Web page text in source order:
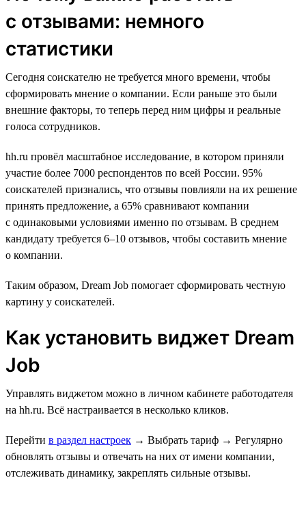
с отзывами: немного
статистики
Сегодня соискателю не требуется много времени, чтобы
сформировать мнение о компании. Если раньше это были
внешние факторы, то теперь перед ним цифры и реальные
голоса сотрудников.
hh.ru провёл масштабное исследование, в котором приняли
участие более 7000 респондентов по всей России. 95%
соискателей признались, что отзывы повлияли на их решение
принять предложение, а 65% сравнивают компании
с одинаковыми условиями именно по отзывам. В среднем
кандидату требуется 6–10 отзывов, чтобы составить мнение
о компании.
Таким образом, Dream Job помогает сформировать честную
картину у соискателей.
Как установить виджет Dream
Job
Управлять виджетом можно в личном кабинете работодателя
на hh.ru. Всё настраивается в несколько кликов.
Перейти в раздел настроек → Выбрать тариф → Регулярно
обновлять отзывы и отвечать на них от имени компании,
отслеживать динамику, закреплять сильные отзывы.